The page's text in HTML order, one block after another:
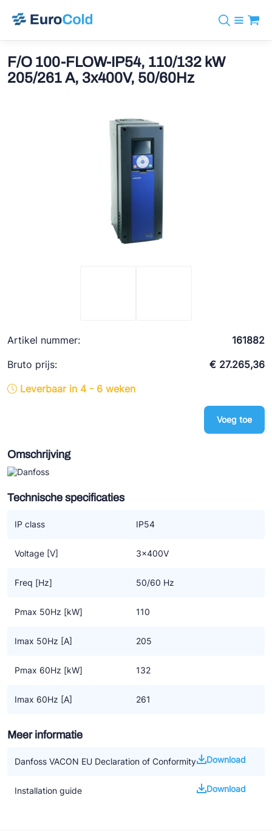
info@eurocold.nl
Merken
BOCK
Koudemiddelen
Diensten
F/O 100-FLOW-IP54, 110/132 kW
205/261 A, 3x400V, 50/60Hz
Artikel nummer:
161882
Bruto prijs:
€ 27.265,36
Leverbaar in 4 - 6 weken
Voeg toe
Omschrijving
Technische specificaties
IP class IP54
Voltage [V] 3x400V
Freq [Hz] 50/60 Hz
Pmax 50Hz [kW] 110
Imax 50Hz [A] 205
Pmax 60Hz [kW] 132
Imax 60Hz [A] 261
Meer informatie
Danfoss VACON EU Declaration of Conformity Download
Installation guide Download